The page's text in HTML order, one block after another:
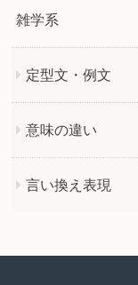
雑学系
定型文・例文
意味の違い
言い換え表現